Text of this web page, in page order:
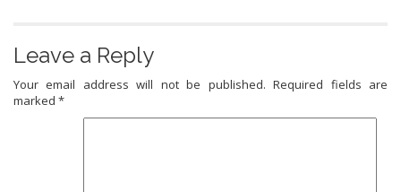
Leave a Reply
Your email address will not be published. Required fields are
marked *